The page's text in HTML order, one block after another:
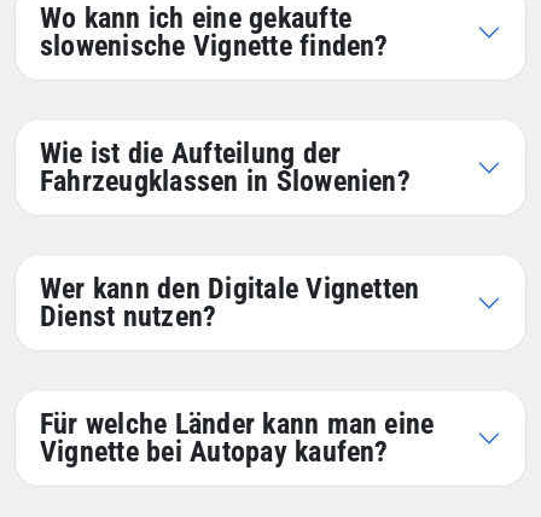
Wo kann ich eine gekaufte
slowenische Vignette finden?
Wie ist die Aufteilung der
Fahrzeugklassen in Slowenien?
Wer kann den Digitale Vignetten
Dienst nutzen?
Für welche Länder kann man eine
Vignette bei Autopay kaufen?